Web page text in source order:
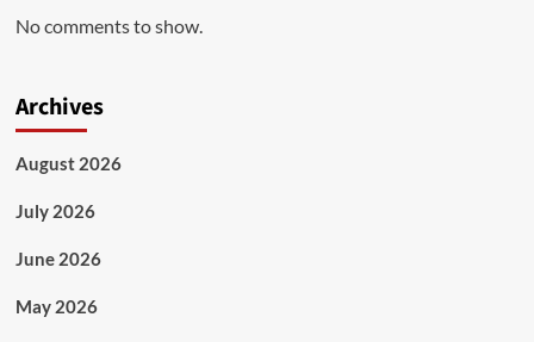
No comments to show.
Archives
August 2026
July 2026
June 2026
May 2026